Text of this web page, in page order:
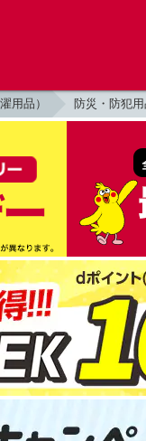
用品） 防災・防犯用